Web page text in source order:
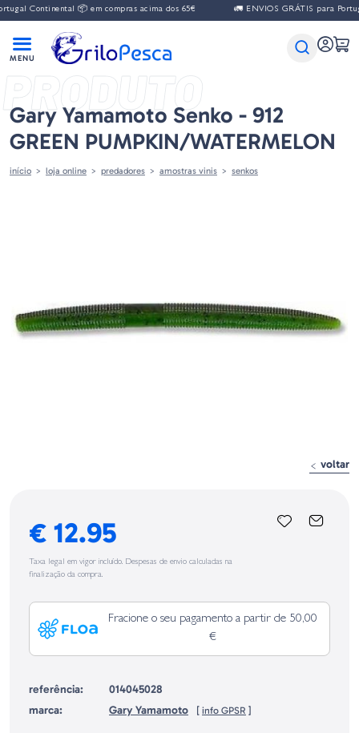
📦 em compras acima dos 65€ 🚛 ENVIOS GRÁTIS para Portugal
PRODUTO
Gary Yamamoto Senko - 912
GREEN PUMPKIN/WATERMELON
início loja online predadores amostras vinis senkos
voltar
€ 12.95
Taxa legal em vigor incluído. Despesas de envio calculadas na
finalização da compra.
Fracione o seu pagamento a partir de 50,00
€
referência:
014045028
marca:
Gary Yamamoto [ info GPSR ]